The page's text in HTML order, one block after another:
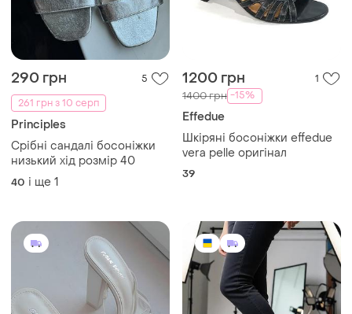
Завантажуйте додаток
Купуйте речі і спілкуйтесь у будь-якому місці
Як це працює?
201-203, літера 4Г
Політика конфіденційності
Договір-оферта
Контакти